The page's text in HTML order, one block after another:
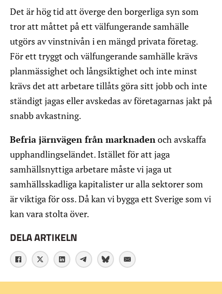
Det är hög tid att överge den borgerliga syn som
tror att måttet på ett välfungerande samhälle
utgörs av vinstnivån i en mängd privata företag.
För ett tryggt och välfungerande samhälle krävs
planmässighet och långsiktighet och inte minst
krävs det att arbetare tillåts göra sitt jobb och inte
ständigt jagas eller avskedas av företagarnas jakt på
snabb avkastning.
Befria järnvägen från marknadenoch avskaffa
upphandlingseländet. Istället för att jaga
samhällsnyttiga arbetare måste vi jaga ut
samhällsskadliga kapitalister ur alla sektorer som
är viktiga för oss. Då kan vi bygga ett Sverige som vi
kan vara stolta över.
DELA ARTIKELN